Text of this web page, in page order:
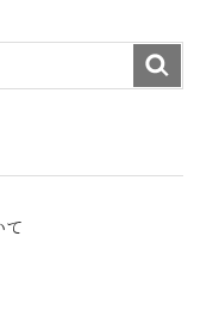
て